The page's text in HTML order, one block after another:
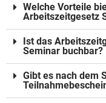
Welche Vorteile
Arbeitszeitgesetz
Ist das
Seminar buchbar?
Gibt es nach dem